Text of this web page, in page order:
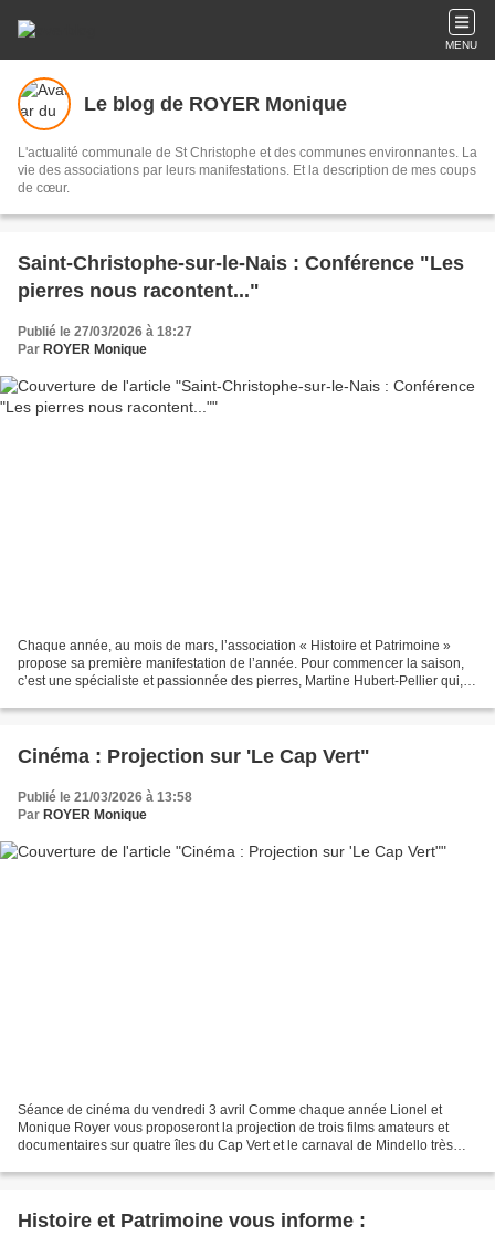
MENU
Le blog de ROYER Monique
L'actualité communale de St Christophe et des communes environnantes. La
vie des associations par leurs manifestations. Et la description de mes coups
de cœur.
Saint-Christophe-sur-le-Nais : Conférence "Les
pierres nous racontent..."
Publié le 27/03/2026 à 18:27
Par ROYER Monique
Chaque année, au mois de mars, l’association « Histoire et Patrimoine »
propose sa première manifestation de l’année. Pour commencer la saison,
c’est une spécialiste et passionnée des pierres, Martine Hubert-Pellier qui,
Cinéma : Projection sur 'Le Cap Vert"
Publié le 21/03/2026 à 13:58
Par ROYER Monique
Séance de cinéma du vendredi 3 avril Comme chaque année Lionel et
Monique Royer vous proposeront la projection de trois films amateurs et
documentaires sur quatre îles du Cap Vert et le carnaval de Mindello très
Histoire et Patrimoine vous informe :